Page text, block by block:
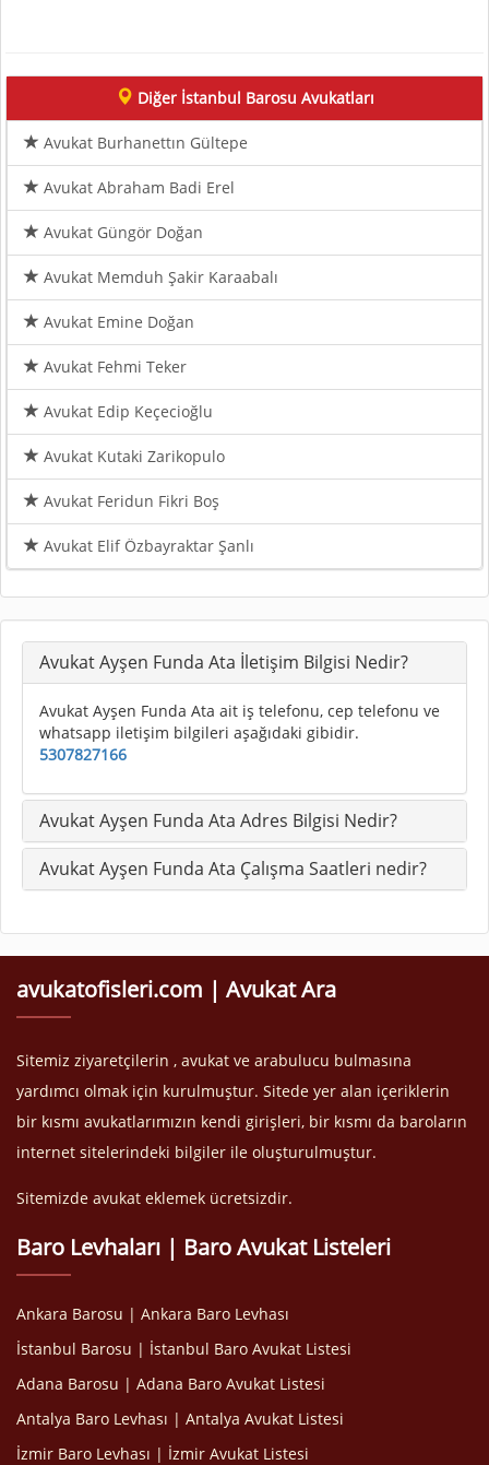
Diğer İstanbul Barosu Avukatları
Avukat Burhanettın Gültepe
Avukat Abraham Badi Erel
Avukat Güngör Doğan
Avukat Memduh Şakir Karaabalı
Avukat Emine Doğan
Avukat Fehmi Teker
Avukat Edip Keçecioğlu
Avukat Kutaki Zarikopulo
Avukat Feridun Fikri Boş
Avukat Elif Özbayraktar Şanlı
Avukat Ayşen Funda Ata İletişim Bilgisi Nedir?
Avukat Ayşen Funda Ata ait iş telefonu, cep telefonu ve
whatsapp iletişim bilgileri aşağıdaki gibidir.
5307827166
Avukat Ayşen Funda Ata Adres Bilgisi Nedir?
Avukat Ayşen Funda Ata Çalışma Saatleri nedir?
avukatofisleri.com | Avukat Ara
Sitemiz ziyaretçilerin , avukat ve arabulucu bulmasına
yardımcı olmak için kurulmuştur. Sitede yer alan içeriklerin
bir kısmı avukatlarımızın kendi girişleri, bir kısmı da baroların
internet sitelerindeki bilgiler ile oluşturulmuştur.
Sitemizde avukat eklemek ücretsizdir.
Baro Levhaları | Baro Avukat Listeleri
Ankara Barosu | Ankara Baro Levhası
İstanbul Barosu | İstanbul Baro Avukat Listesi
Adana Barosu | Adana Baro Avukat Listesi
Antalya Baro Levhası | Antalya Avukat Listesi
İzmir Baro Levhası | İzmir Avukat Listesi